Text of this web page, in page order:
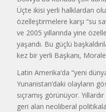
Üçte ikisi yerli halklardan
özelleştirmelere karşı “su
ve 2005 yıllarında yine
yaşandı. Bu güçlü
kez bir yerli Başkanı,
Latin Amerika’da “yeni
Yunanistan’daki olayların
sıçramış görünüyor.
geri alan neoliberal